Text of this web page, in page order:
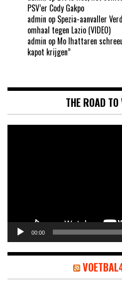
PSV’er Cody Gakpo
admin op Spezia-aanvaller
omhaal tegen Lazio (VIDEO)
admin op Mo Ihattaren
kapot krijgen”
THE ROAD
00:00